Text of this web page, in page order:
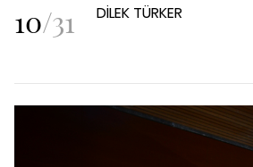
10/31 DİLEK TÜRKER